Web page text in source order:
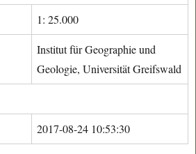
1: 25.000
Institut für Geographie und
Geologie, Universität Greifswald
2017-08-24 10:53:30